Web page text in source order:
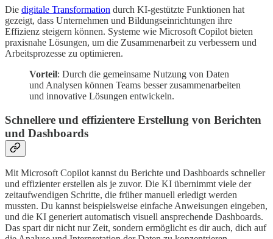
Die digitale Transformation durch KI-gestützte Funktionen hat
gezeigt, dass Unternehmen und Bildungseinrichtungen ihre
Effizienz steigern können. Systeme wie Microsoft Copilot bieten
praxisnahe Lösungen, um die Zusammenarbeit zu verbessern und
Arbeitsprozesse zu optimieren.
Vorteil: Durch die gemeinsame Nutzung von Daten
und Analysen können Teams besser zusammenarbeiten
und innovative Lösungen entwickeln.
Schnellere und effizientere Erstellung von Berichten
und Dashboards
Mit Microsoft Copilot kannst du Berichte und Dashboards schneller
und effizienter erstellen als je zuvor. Die KI übernimmt viele der
zeitaufwendigen Schritte, die früher manuell erledigt werden
mussten. Du kannst beispielsweise einfache Anweisungen eingeben,
und die KI generiert automatisch visuell ansprechende Dashboards.
Das spart dir nicht nur Zeit, sondern ermöglicht es dir auch, dich auf